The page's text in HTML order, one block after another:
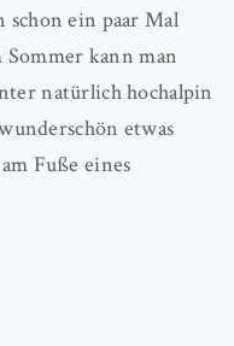
ein paar Mal
kann man
natürlich hochalpin
etwas
Fuße eines